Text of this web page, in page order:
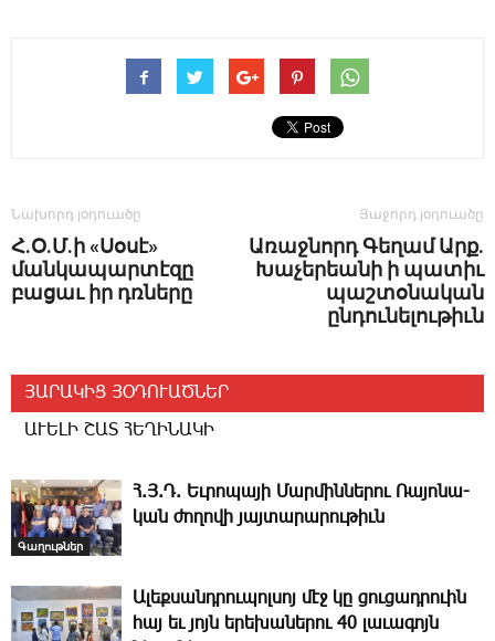
Նախորդ յօդուածը
Հ.Օ.Մ.ի «Սօսէ»
մանկապարտէզը
բացաւ իր դռները
Յաջորդ յօդուածը
Առաջնորդ Գեղամ Արք.
Խաչերեանի ի պատիւ
պաշտօնական
ընդունելութիւն
ՅԱՐԱԿԻՑ ՅՕԴՈՒԱԾՆԵՐ
ԱՒԵԼԻ ՇԱՏ ՀԵՂԻՆԱԿԻ
Գաղութներ
Հ.Յ.Դ. Եւ­րո­պա­յի ­Մար­մին­նե­րու ­Ռա­յո­նա­
կան ժո­ղո­վի յայ­տա­րա­րու­թիւն
Ալեքսանդրուպոլսոյ մէջ կը ցուցադրուին
հայ եւ յոյն երեխաներու 40 լաւագոյն